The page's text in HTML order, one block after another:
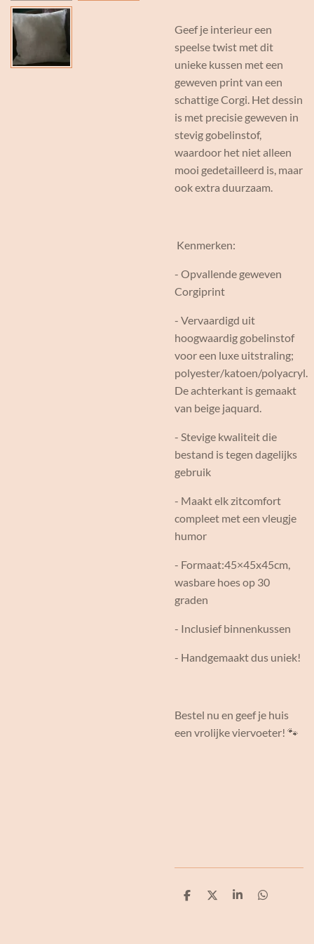
Geef je interieur een
speelse twist met dit
unieke kussen met een
geweven print van een
schattige Corgi. Het dessin
is met precisie geweven in
stevig gobelinstof,
waardoor het niet alleen
mooi gedetailleerd is, maar
ook extra duurzaam.
Kenmerken:
- Opvallende geweven
Corgiprint
- Vervaardigd uit
hoogwaardig gobelinstof
voor een luxe uitstraling;
polyester/katoen/polyacryl.
De achterkant is gemaakt
van beige jaquard.
- Stevige kwaliteit die
bestand is tegen dagelijks
gebruik
- Maakt elk zitcomfort
compleet met een vleugje
humor
- Formaat:45×45x45cm,
wasbare hoes op 30
graden
- Inclusief binnenkussen
- Handgemaakt dus uniek!
Bestel nu en geef je huis
een vrolijke viervoeter! 🐾
D
D
S
D